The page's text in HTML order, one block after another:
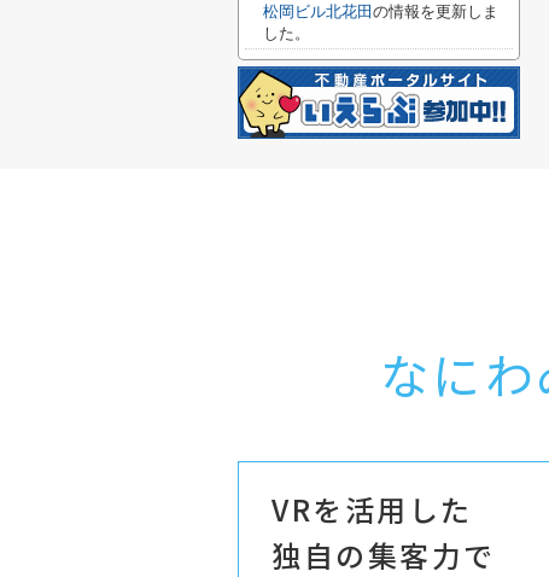
松岡ビル北花田 の情報を更新しま
した。
なにわ
VRを活用した
独自の集客力で